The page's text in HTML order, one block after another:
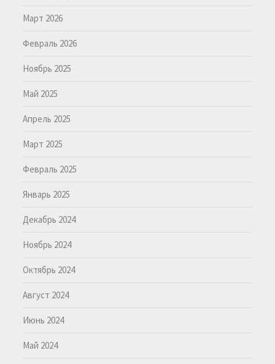
Март 2026
Февраль 2026
Ноябрь 2025
Май 2025
Апрель 2025
Март 2025
Февраль 2025
Январь 2025
Декабрь 2024
Ноябрь 2024
Октябрь 2024
Август 2024
Июнь 2024
Май 2024